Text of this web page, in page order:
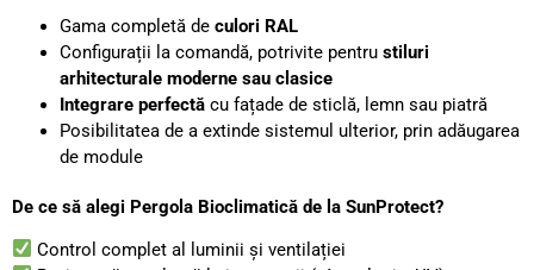
Gama completă de culori RAL
Configurații la comandă, potrivite pentru stiluri
arhitecturale moderne sau clasice
Integrare perfectă cu fațade de sticlă, lemn sau piatră
Posibilitatea de a extinde sistemul ulterior, prin adăugarea
de module
De ce să alegi Pergola Bioclimatică de la SunProtect?
Control complet al luminii și ventilației